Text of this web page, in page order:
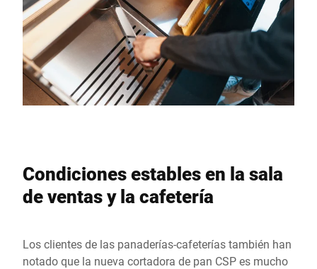
Condiciones estables en la sala
de ventas y la cafetería
Los clientes de las panaderías-cafeterías también han
notado que la nueva cortadora de pan CSP es mucho